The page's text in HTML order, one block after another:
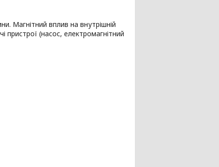
Магнітний вплив на внутрішній
(насос, електромагнітний